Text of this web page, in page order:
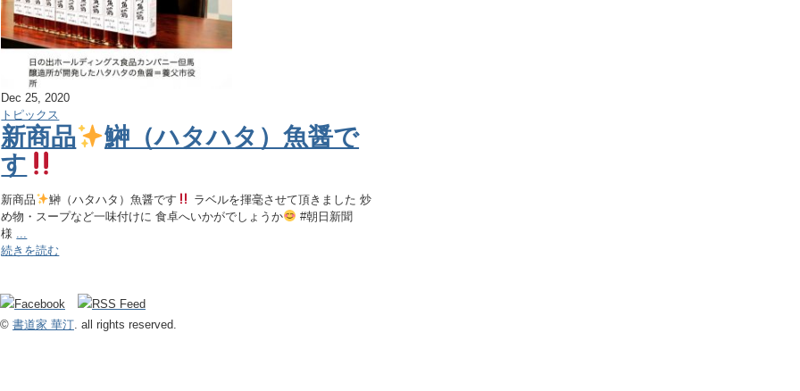
Dec 25, 2020
トピックス
新商品
鰰（ハタハタ）魚醤で
す
新商品 鰰（ハタハタ）魚醤です
ラベルを揮毫させて頂きました 炒
め物・スープなど一味付けに 食卓へいかがでしょうか
#朝日新聞
様 ...
続きを読む
© 書道家 華汀. all rights reserved.